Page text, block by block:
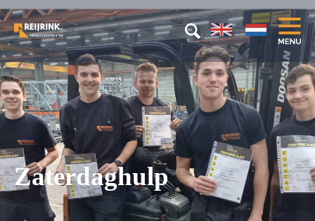
Zaterdaghulp